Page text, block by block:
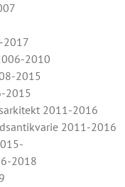
2017
2010
2015
2015
2011-2016
2011-2016
2018